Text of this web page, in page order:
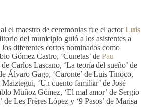
el maestro de ceremonias fue el actorLuis
del municipio guió a los asistentes a
diferentes cortos nominados como
Gómez Castro, ‘Cunetas’ de Pau
de Carlos Lascano, ‘La teoría del sueño’ de
Álvaro Gago, ‘Caronte’ de Luis Tinoco,
Maiztegui, ‘Un cuento familiar’ de José
Muñoz Gómez, ‘El mal amor’ de Sergio
de Les Frères López y ‘9 Pasos’ de Marisa